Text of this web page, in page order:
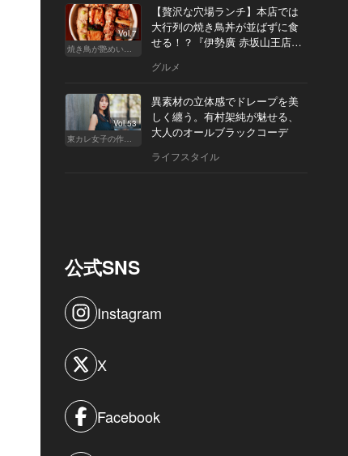
Vol.7
焼き鳥が艶めいてきた
【贅沢な穴場ランチ】本店では
大行列の焼き鳥丼が並ばずに食
せる！？『伊勢廣 赤坂山王店』
グルメ
Vol.53
東カレ女子の作り方
異素材の立体感でドレープを美
しく纏う。有村架純が魅せる、
大人のオールブラックコーデ
ライフスタイル
公式SNS
Instagram
X
Facebook